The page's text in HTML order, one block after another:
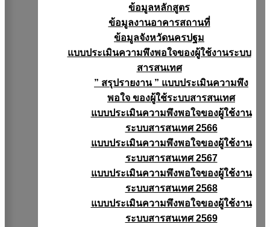
ข้อมูลหลักสูตร
ข้อมูลงานอาคารสถานที่
ข้อมูลจังหวัดนครปฐม
แบบประเมินความพึงพอใจของผู้ใช้งานระบบ
สารสนเทศ
” สรุปรายงาน ” แบบประเมินความพึง
พอใจ ของผู้ใช้ระบบสารสนเทศ
แบบประเมินความพึงพอใจของผู้ใช้งาน
ระบบสารสนเทศ 2566
แบบประเมินความพึงพอใจของผู้ใช้งาน
ระบบสารสนเทศ 2567
แบบประเมินความพึงพอใจของผู้ใช้งาน
ระบบสารสนเทศ 2568
แบบประเมินความพึงพอใจของผู้ใช้งาน
ระบบสารสนเทศ 2569